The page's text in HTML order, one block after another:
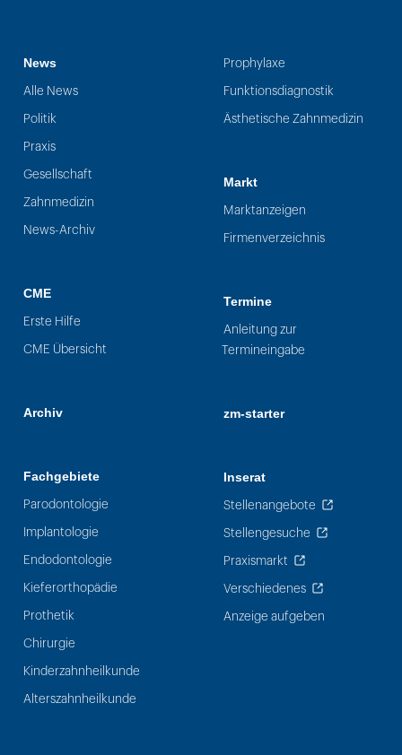
News
Alle News
Politik
Praxis
Gesellschaft
Zahnmedizin
News-Archiv
CME
Erste Hilfe
CME Übersicht
Archiv
Fachgebiete
Parodontologie
Implantologie
Endodontologie
Kieferorthopädie
Prothetik
Chirurgie
Kinderzahnheilkunde
Alterszahnheilkunde
Prophylaxe
Funktionsdiagnostik
Ästhetische Zahnmedizin
Markt
Marktanzeigen
Firmenverzeichnis
Termine
Anleitung zur
Termineingabe
zm-starter
Inserat
Stellenangebote
Stellengesuche
Praxismarkt
Verschiedenes
Anzeige aufgeben